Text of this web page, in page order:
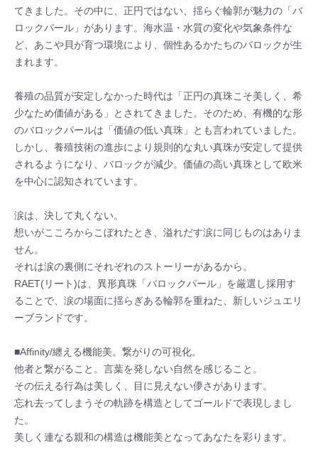
てきました。その中に、正円ではない、揺らぐ輪郭が魅力の「バ
ロックパール」があります。海水温・水質の変化や気象条件な
ど、あこや貝が育つ環境により、個性あるかたちのバロックが生
まれます。
養殖の品質が安定しなかった時代は「正円の真珠こそ美しく、希
少なため価値がある」とされてきました。そのため、有機的な形
のバロックパールは「価値の低い真珠」とも言われていました。
しかし、養殖技術の進歩により規則的な丸い真珠が安定して提供
されるようになり、バロックが減少。価値の高い真珠として欧米
を中心に認知されています。
涙は、決して丸くない。
想いがこころからこぼれたとき、溢れだす涙に同じものはありま
せん。
それは涙の裏側にそれぞれのストーリーがあるから。
RAET(リート)は、異形真珠「バロックパール」を厳選し採用す
ることで、涙の場面に揺らぎある輪郭を重ねた、新しいジュエリ
ーブランドです。
■Affinity/纏える機能美。繋がりの可視化。
他者と繋がること。言葉を発しない自然を感じること。
その伝える行為は美しく、目に見えない儚さがあります。
忘れ去ってしまうその軌跡を構造としてゴールドで表現しまし
た。
美しく連なる親和の構造は機能美となってあなたを彩ります。